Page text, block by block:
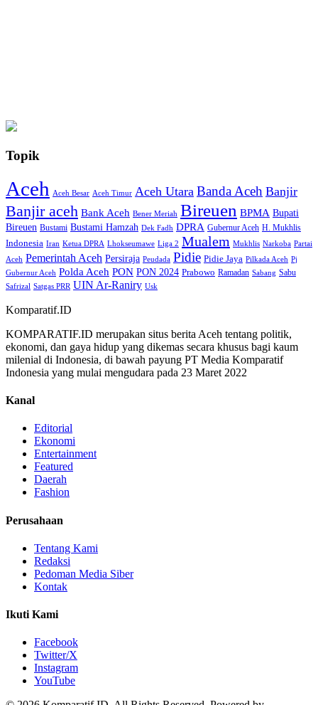
Topik
Aceh Aceh Besar Aceh Timur Aceh Utara Banda Aceh Banjir
Banjir aceh Bank Aceh Bener Meriah Bireuen BPMA Bupati
Bireuen Bustami Bustami Hamzah Dek Fadh DPRA Gubernur Aceh H. Mukhlis
Indonesia Iran Ketua DPRA Lhokseumawe Liga 2 Mualem Mukhlis Narkoba Partai
Aceh Pemerintah Aceh Persiraja Peudada Pidie Pidie Jaya Pilkada Aceh Pj
Gubernur Aceh Polda Aceh PON PON 2024 Prabowo Ramadan Sabang Sabu
Safrizal Satgas PRR UIN Ar-Raniry Usk
Komparatif.ID
KOMPARATIF.ID merupakan situs berita Aceh tentang politik,
ekonomi, dan gaya hidup yang dikemas secara khusus bagi kaum
milenial di Indonesia, di bawah payung PT Media Komparatif
Indonesia yang mulai mengudara pada 23 Maret 2022
Kanal
Editorial
Ekonomi
Entertainment
Featured
Daerah
Fashion
Perusahaan
Tentang Kami
Redaksi
Pedoman Media Siber
Kontak
Ikuti Kami
Facebook
Twitter/X
Instagram
YouTube